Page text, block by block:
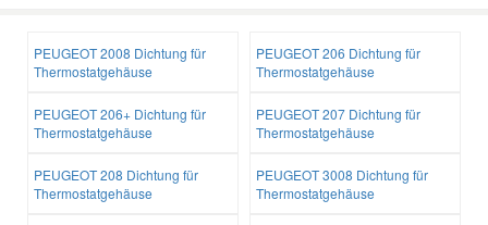
PEUGEOT 2008 Dichtung für
Thermostatgehäuse
PEUGEOT 206 Dichtung für
Thermostatgehäuse
PEUGEOT 206+ Dichtung für
Thermostatgehäuse
PEUGEOT 207 Dichtung für
Thermostatgehäuse
PEUGEOT 208 Dichtung für
Thermostatgehäuse
PEUGEOT 3008 Dichtung für
Thermostatgehäuse